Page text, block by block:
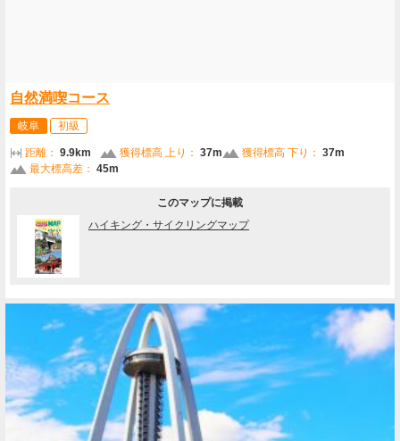
自然満喫コース
岐阜 初級
距離： 9.9km 獲得標高 上り： 37m 獲得標高 下り： 37m
最大標高差： 45m
このマップに掲載
ハイキング・サイクリングマップ